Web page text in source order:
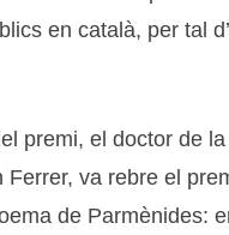
en català, per tal
premi, el doctor de
Ferrer, va rebre el
de Parmènides: